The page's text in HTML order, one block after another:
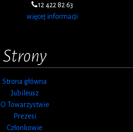
12 422 82 63
więcej informacji
Strony
Strona główna
Jubileusz
O Towarzystwie
Prezesi
Członkowie